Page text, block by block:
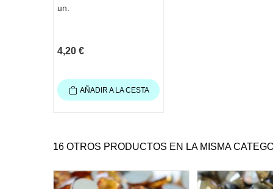
un.
4,20 €
AÑADIR A LA CESTA
16 OTROS PRODUCTOS EN LA MISMA